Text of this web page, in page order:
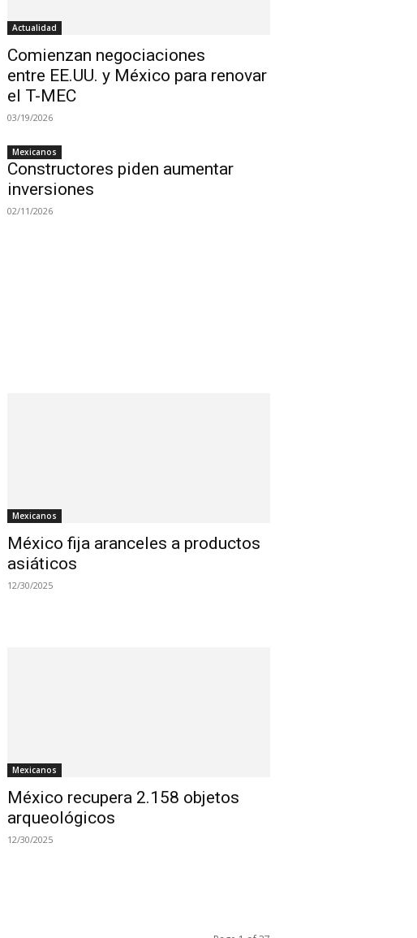
Actualidad
Comienzan negociaciones
entre EE.UU. y México para renovar
el T-MEC
03/19/2026
Mexicanos
Constructores piden aumentar
inversiones
02/11/2026
Mexicanos
México fija aranceles a productos
asiáticos
12/30/2025
Mexicanos
México recupera 2.158 objetos
arqueológicos
12/30/2025